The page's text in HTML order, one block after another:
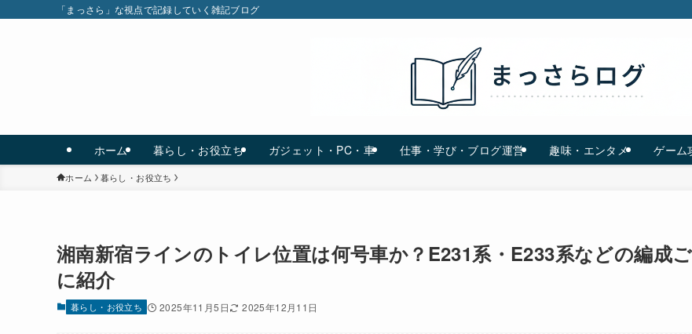
「まっさら」な視点で記録していく雑記ブログ
ホーム 暮らし・お役立ち ガジェット・PC・車 仕事・学び・ブログ運営 趣味・エンタメ ゲーム
ホーム 暮らし・お役立ち
湘南新宿ラインのトイレ位置は何号車か？E231系・E233系などの編成
に紹介
暮らし・お役立ち 2025年11月5日 2025年12月11日